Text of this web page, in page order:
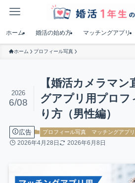
ホーム 婚活の始め方 マッチングアプリ
ホーム プロフィール写真
【婚活カメラマ
グアプリ用プロフ
り方（男性編）
2026
6/08
広告 プロフィール写真 マッチングアプリ
2026年4月28日 2026年6月8日